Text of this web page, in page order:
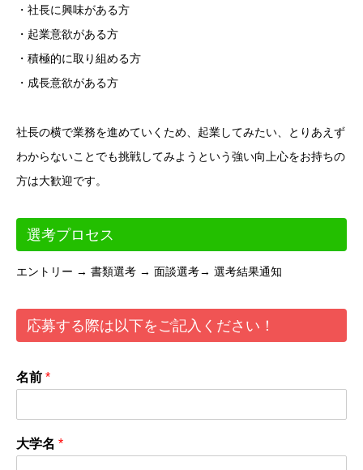
・社長に興味がある方
・起業意欲がある方
・積極的に取り組める方
・成長意欲がある方
社長の横で業務を進めていくため、起業してみたい、とりあえず
わからないことでも挑戦してみようという強い向上心をお持ちの
方は大歓迎です。
選考プロセス
エントリー → 書類選考 → 面談選考→ 選考結果通知
応募する際は以下をご記入ください！
名前 *
大学名 *